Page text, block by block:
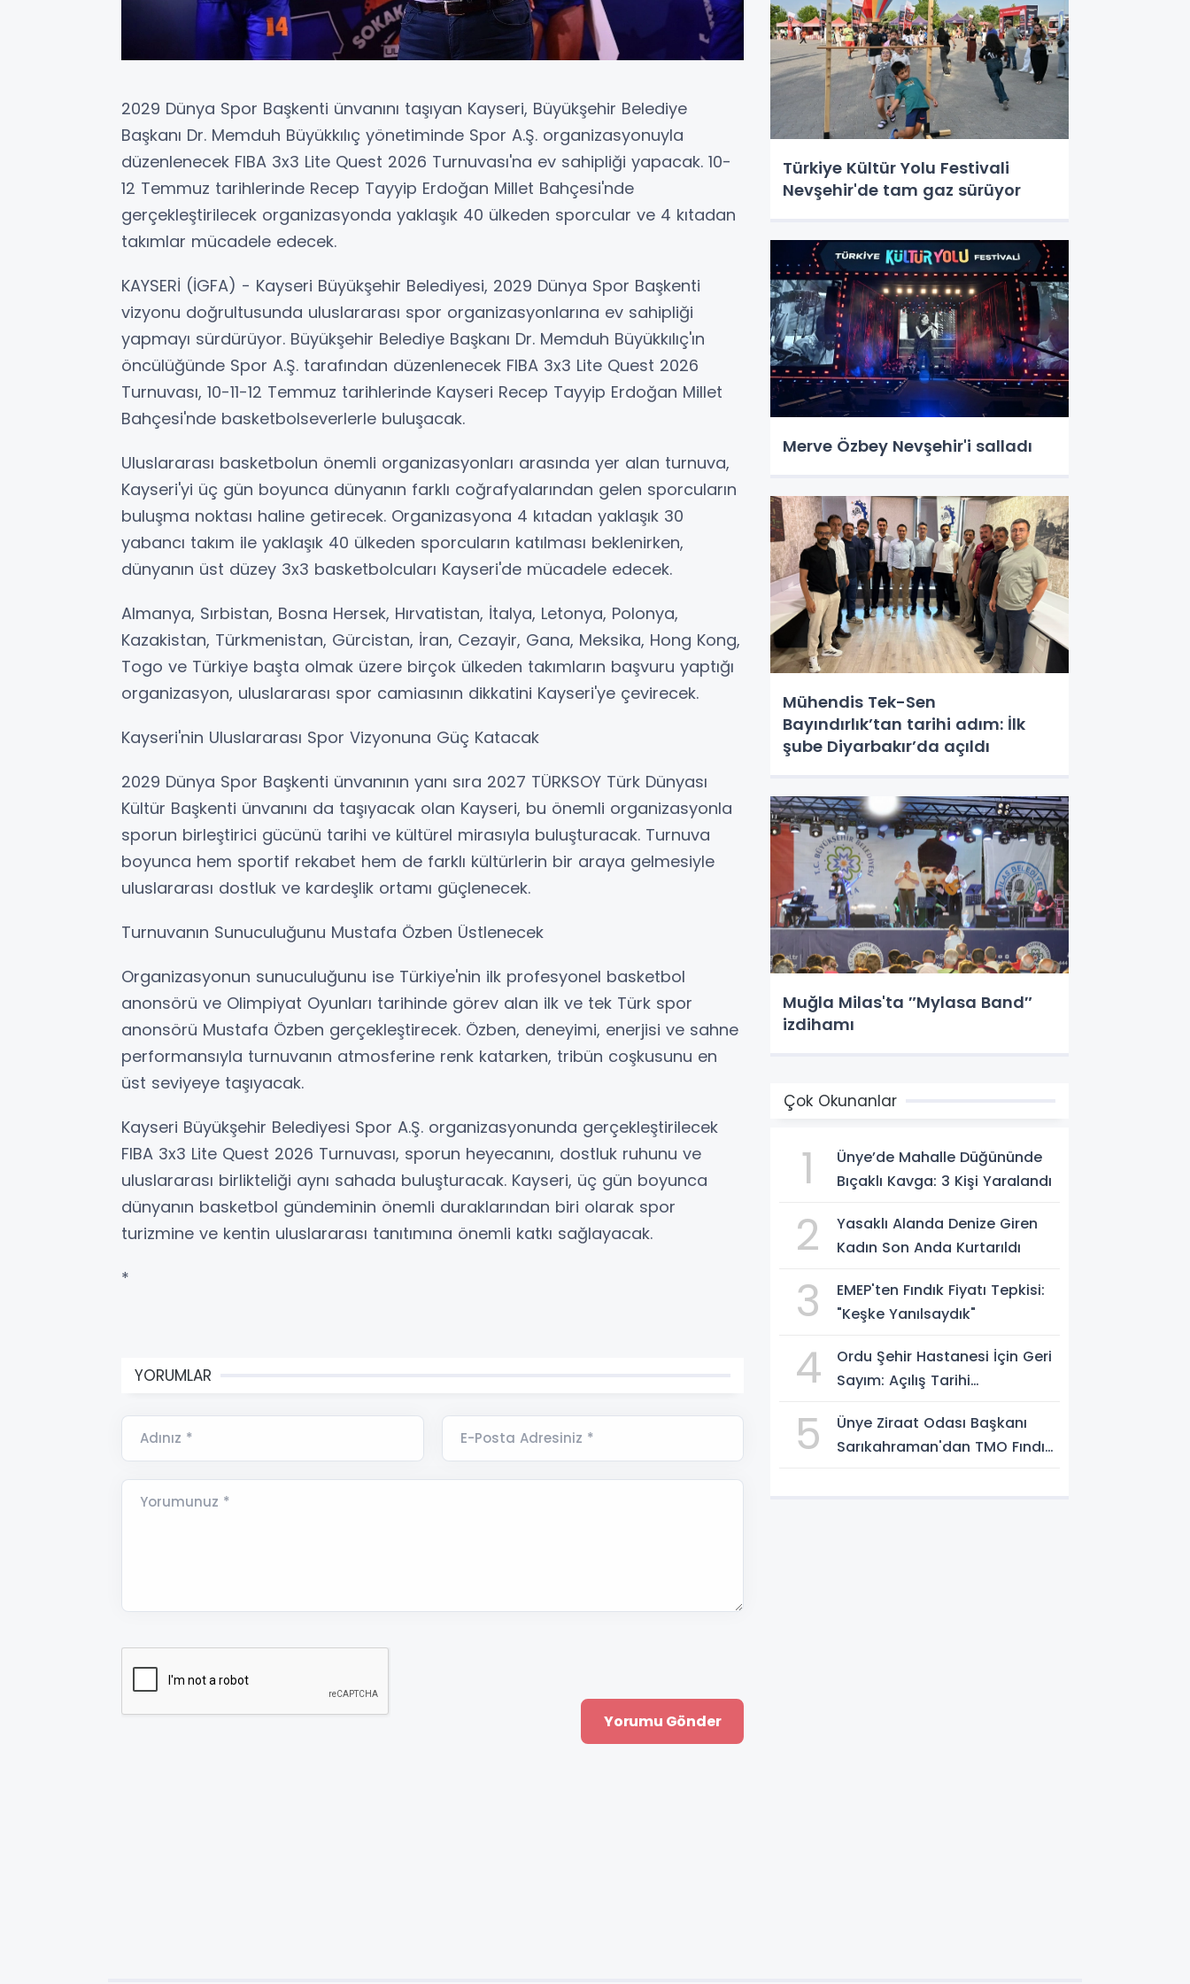
2029 Dünya Spor Başkenti ünvanını taşıyan Kayseri, Büyükşehir Belediye
Başkanı Dr. Memduh Büyükkılıç yönetiminde Spor A.Ş. organizasyonuyla
düzenlenecek FIBA 3x3 Lite Quest 2026 Turnuvası'na ev sahipliği yapacak. 10-
12 Temmuz tarihlerinde Recep Tayyip Erdoğan Millet Bahçesi'nde
gerçekleştirilecek organizasyonda yaklaşık 40 ülkeden sporcular ve 4 kıtadan
takımlar mücadele edecek.
KAYSERİ (İGFA) - Kayseri Büyükşehir Belediyesi, 2029 Dünya Spor Başkenti
vizyonu doğrultusunda uluslararası spor organizasyonlarına ev sahipliği
yapmayı sürdürüyor. Büyükşehir Belediye Başkanı Dr. Memduh Büyükkılıç'ın
öncülüğünde Spor A.Ş. tarafından düzenlenecek FIBA 3x3 Lite Quest 2026
Turnuvası, 10-11-12 Temmuz tarihlerinde Kayseri Recep Tayyip Erdoğan Millet
Bahçesi'nde basketbolseverlerle buluşacak.
Uluslararası basketbolun önemli organizasyonları arasında yer alan turnuva,
Kayseri'yi üç gün boyunca dünyanın farklı coğrafyalarından gelen sporcuların
buluşma noktası haline getirecek. Organizasyona 4 kıtadan yaklaşık 30
yabancı takım ile yaklaşık 40 ülkeden sporcuların katılması beklenirken,
dünyanın üst düzey 3x3 basketbolcuları Kayseri'de mücadele edecek.
Almanya, Sırbistan, Bosna Hersek, Hırvatistan, İtalya, Letonya, Polonya,
Kazakistan, Türkmenistan, Gürcistan, İran, Cezayir, Gana, Meksika, Hong Kong,
Togo ve Türkiye başta olmak üzere birçok ülkeden takımların başvuru yaptığı
organizasyon, uluslararası spor camiasının dikkatini Kayseri'ye çevirecek.
Kayseri'nin Uluslararası Spor Vizyonuna Güç Katacak
2029 Dünya Spor Başkenti ünvanının yanı sıra 2027 TÜRKSOY Türk Dünyası
Kültür Başkenti ünvanını da taşıyacak olan Kayseri, bu önemli organizasyonla
sporun birleştirici gücünü tarihi ve kültürel mirasıyla buluşturacak. Turnuva
boyunca hem sportif rekabet hem de farklı kültürlerin bir araya gelmesiyle
uluslararası dostluk ve kardeşlik ortamı güçlenecek.
Turnuvanın Sunuculuğunu Mustafa Özben Üstlenecek
Organizasyonun sunuculuğunu ise Türkiye'nin ilk profesyonel basketbol
anonsörü ve Olimpiyat Oyunları tarihinde görev alan ilk ve tek Türk spor
anonsörü Mustafa Özben gerçekleştirecek. Özben, deneyimi, enerjisi ve sahne
performansıyla turnuvanın atmosferine renk katarken, tribün coşkusunu en
üst seviyeye taşıyacak.
Kayseri Büyükşehir Belediyesi Spor A.Ş. organizasyonunda gerçekleştirilecek
FIBA 3x3 Lite Quest 2026 Turnuvası, sporun heyecanını, dostluk ruhunu ve
uluslararası birlikteliği aynı sahada buluşturacak. Kayseri, üç gün boyunca
dünyanın basketbol gündeminin önemli duraklarından biri olarak spor
turizmine ve kentin uluslararası tanıtımına önemli katkı sağlayacak.
*
YORUMLAR
Adınız * E-Posta Adresiniz *
Yorumunuz *
Türkiye Kültür Yolu Festivali
Nevşehir'de tam gaz sürüyor
Merve Özbey Nevşehir'i salladı
Mühendis Tek-Sen
Bayındırlık’tan tarihi adım: İlk
şube Diyarbakır’da açıldı
Muğla Milas'ta ″Mylasa Band″
izdihamı
Çok Okunanlar
1
Ünye’de Mahalle Düğününde
Bıçaklı Kavga: 3 Kişi Yaralandı
2
Yasaklı Alanda Denize Giren
Kadın Son Anda Kurtarıldı
3
EMEP'ten Fındık Fiyatı Tepkisi:
"Keşke Yanılsaydık"
4
Ordu Şehir Hastanesi İçin Geri
Sayım: Açılış Tarihi
5
Ünye Ziraat Odası Başkanı
Sarıkahraman'dan TMO Fındık